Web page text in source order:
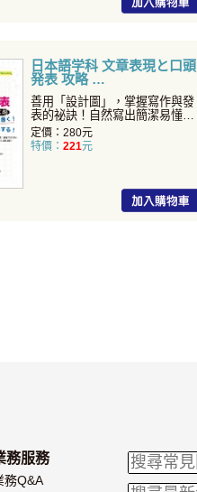
日本語学科 文章表現と口頭
発表 攻略
善用「設計圖」，掌握寫作與發
表的祕訣！自然寫出簡潔易懂的
內容，輕輕鬆鬆侃侃而談！...
定價：280元
特價： 221元
務服務
務Q&A